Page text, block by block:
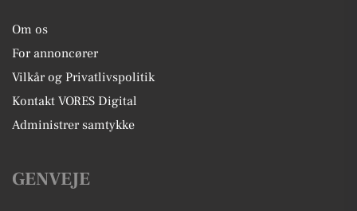
Om os
For annoncører
Vilkår og Privatlivspolitik
Kontakt VORES Digital
Administrer samtykke
GENVEJE